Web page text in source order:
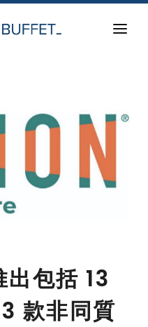
包括 13
款非同質